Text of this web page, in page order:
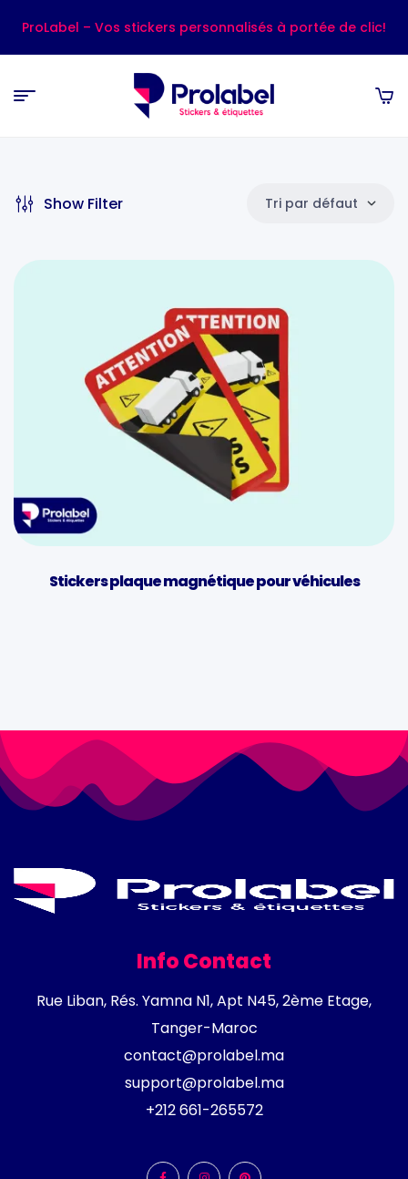
ProLabel – Vos stickers personnalisés à portée de clic!
Show Filter Tri par défaut
Stickers plaque magnétique pour véhicules
Info Contact
Rue Liban, Rés. Yamna N1, Apt N45, 2ème Etage,
Tanger-Maroc
contact@prolabel.ma
support@prolabel.ma
+212 661-265572